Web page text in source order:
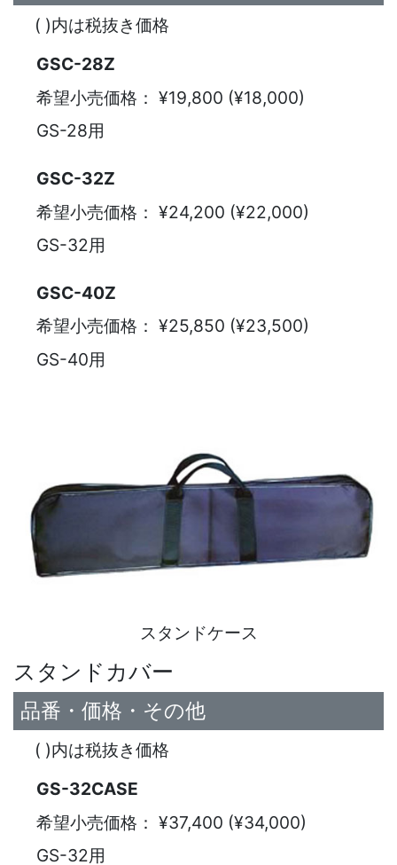
( )内は税抜き価格
GSC-28Z
希望小売価格： ¥19,800 (¥18,000)
GS-28用
GSC-32Z
希望小売価格： ¥24,200 (¥22,000)
GS-32用
GSC-40Z
希望小売価格： ¥25,850 (¥23,500)
GS-40用
スタンドケース
スタンドカバー
品番・価格・その他
( )内は税抜き価格
GS-32CASE
希望小売価格： ¥37,400 (¥34,000)
GS-32用